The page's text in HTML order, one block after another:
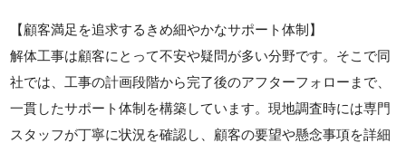
【顧客満足を追求するきめ細やかなサポート体制】
解体工事は顧客にとって不安や疑問が多い分野です。そこで同
社では、工事の計画段階から完了後のアフターフォローまで、
一貫したサポート体制を構築しています。現地調査時には専門
スタッフが丁寧に状況を確認し、顧客の要望や懸念事項を詳細